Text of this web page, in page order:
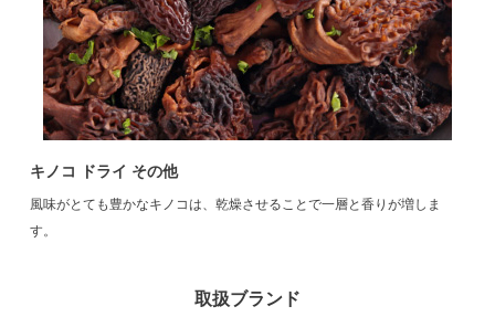
キノコ ドライ その他
風味がとても豊かなキノコは、乾燥させることで一層と香りが増しま
す。
取扱ブランド